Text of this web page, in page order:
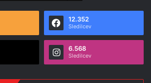
12.352
Sledilcev
6.568
Sledilcev